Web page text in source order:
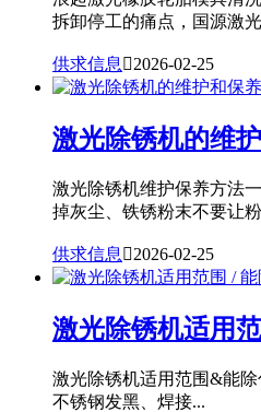
拆卸停工的痛点，国源激
供求信息 2026-02-25
激光除锈机的维
激光除锈机维护保养方法
掉灰尘、铁锈粉末不要让
供求信息 2026-02-25
激光除锈机适用
激光除锈机适用范围&能
不锈钢发黑、焊接...